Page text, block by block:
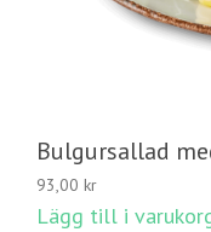
Bulgursallad
93,00 kr
Lägg till i